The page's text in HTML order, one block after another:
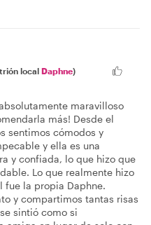
local Daphne)
maravilloso
más! Desde el
sentimos cómodos y
y ella es una
y confiada, lo que hizo que
Lo que realmente hizo
fue la propia Daphne.
y compartimos tantas risas
sintió como si